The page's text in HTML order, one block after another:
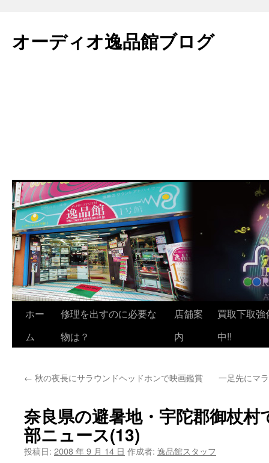
テ
ン
オーディオ逸品館ブログ
ホー
ム
修理を出すのに必要な
物は？
店舗案
内
買取下取強
中!!
← 秋の夜長にサラウンドヘッドホンで映画鑑賞 一足先にマ
奈良県の避暑地・宇陀郡御杖
部ニュース(13)
投稿日: 2008 年 9 月 14 日 作成者: 逸品館スタッフ